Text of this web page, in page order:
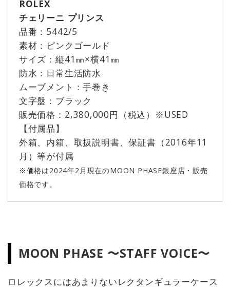
ROLEX
チェリーニ プリンス
品番：5442/5
素材：ピンクゴールド
サイズ：縦41㎜×横41㎜
防水：日常生活防水
ムーブメント：手巻き
文字盤：ブラック
販売価格：2,380,000円（税込）※USED
【付属品】
外箱、内箱、取扱説明書、保証書（2016年11
月）等が付属
※価格は2024年2月現在のMOON PHASE銀座店・販売
価格です。
MOON PHASE 〜STAFF VOICE〜
ロレックスにはあまりないレクタンギュラーケース